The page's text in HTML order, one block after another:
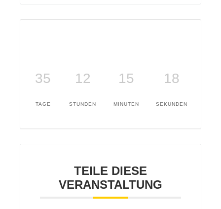
35
TAGE
12
STUNDEN
15
MINUTEN
17
SEKUNDEN
TEILE DIESE
VERANSTALTUNG